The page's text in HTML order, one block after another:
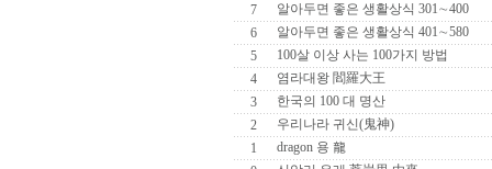
7
알아두면 좋은 생활상식 301∼400
6
알아두면 좋은 생활상식 401∼580
5
100살 이상 사는 100가지 방법
4
염라대왕 閻羅大王
3
한국의 100 대 명산
2
우리나라 귀신(鬼神)
1
dragon 용 龍